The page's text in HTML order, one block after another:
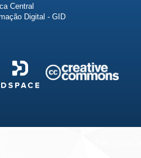
Central
Digital - GID